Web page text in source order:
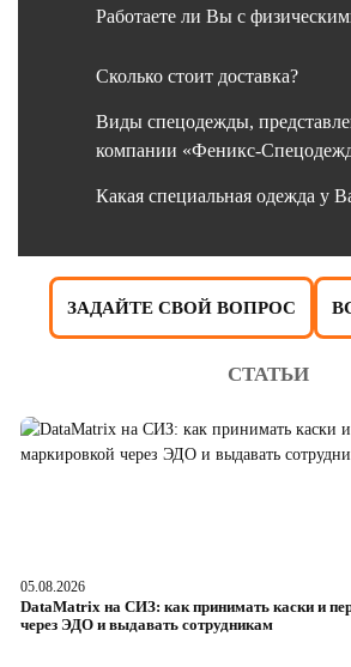
Работаете ли Вы с
Сколько стоит доставка?
Виды спецодежды,
компании «Феникс-
Какая специальная одежда у
ЗАДАЙТЕ СВОЙ ВОПРОС
СТАТЬИ
05.08.2026
DataMatrix на СИЗ: как принимать каски и
через ЭДО и выдавать сотрудникам